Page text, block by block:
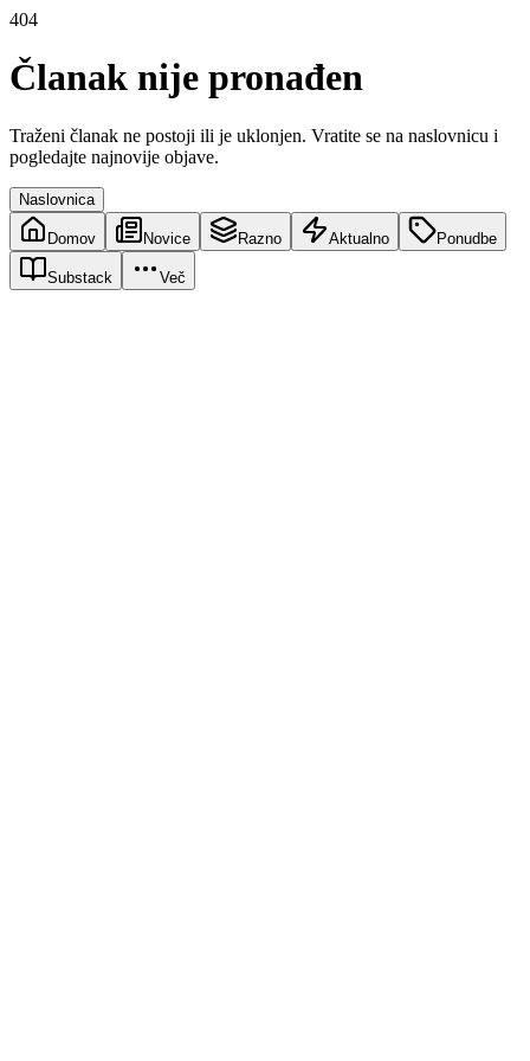
404
Članak nije pronađen
Traženi članak ne postoji ili je uklonjen. Vratite se na naslovnicu i
pogledajte najnovije objave.
Naslovnica
Domov Novice Razno Aktualno Ponudbe
Substack Več